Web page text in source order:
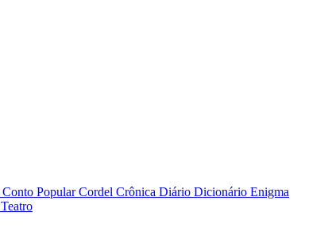
Conto PopularCordel Crônica Diário Dicionário Enigma
Teatro